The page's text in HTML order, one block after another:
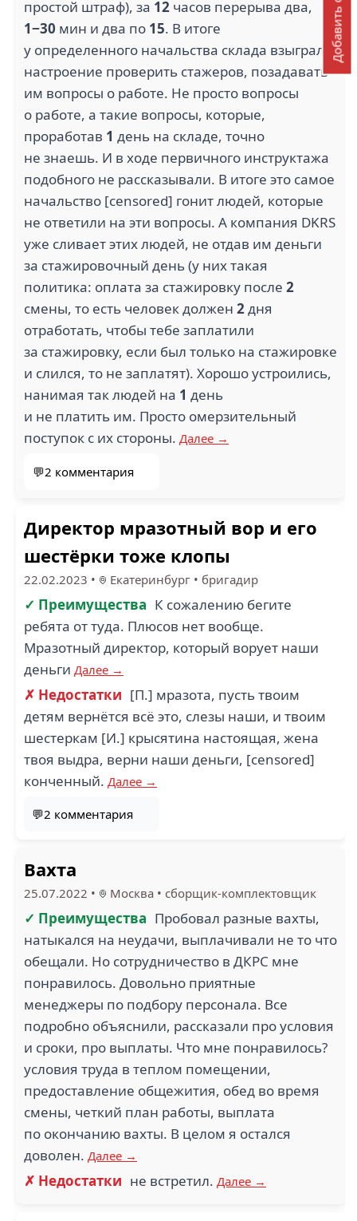
простой штраф), за 12 часов перерыва два,
1−30 мин и два по 15. В итоге
у определенного начальства склада взыграло
настроение проверить стажеров, позадавать
им вопросы о работе. Не просто вопросы
о работе, а такие вопросы, которые,
проработав 1 день на складе, точно
не знаешь. И в ходе первичного инструктажа
подобного не рассказывали. В итоге это самое
начальство [censored] гонит людей, которые
не ответили на эти вопросы. А компания DKRS
уже сливает этих людей, не отдав им деньги
за стажировочный день (у них такая
политика: оплата за стажировку после 2
смены, то есть человек должен 2дня
отработать, чтобы тебе заплатили
за стажировку, если был только на стажировке
и слился, то не заплатят). Хорошо устроились,
нанимая так людей на 1 день
и не платить им. Просто омерзительный
поступок с их стороны. Далее →
💬2 комментария
Директор мразотный вор и его
шестёрки тоже клопы
22.02.2023 • Екатеринбург • бригадир
✓ Преимущества К сожалению бегите
ребята от туда. Плюсов нет вообще.
Мразотный директор, который ворует наши
деньги Далее →
✗ Недостатки [П.] мразота, пусть твоим
детям вернётся всё это, слезы наши, и твоим
шестеркам [И.] крысятина настоящая, жена
твоя выдра, верни наши деньги, [censored]
конченный. Далее →
💬2 комментария
Вахта
25.07.2022 • Москва • сборщик-комплектовщик
✓ Преимущества Пробовал разные вахты,
натыкался на неудачи, выплачивали не то что
обещали. Но сотрудничество в ДКРС мне
понравилось. Довольно приятные
менеджеры по подбору персонала. Все
подробно объяснили, рассказали про условия
и сроки, про выплаты. Что мне понравилось?
условия труда в теплом помещении,
предоставление общежития, обед во время
смены, четкий план работы, выплата
по окончанию вахты. В целом я остался
доволен. Далее →
✗ Недостатки не встретил. Далее →